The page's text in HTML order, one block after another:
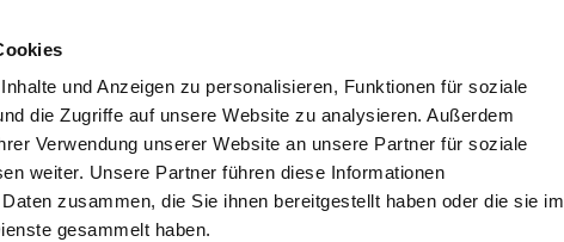
und Anzeigen zu personalisieren, Funktionen für soziale
die Zugriffe auf unsere Website zu analysieren. Außerdem
Verwendung unserer Website an unsere Partner für soziale
weiter. Unsere Partner führen diese Informationen
zusammen, die Sie ihnen bereitgestellt haben oder die sie im
gesammelt haben.